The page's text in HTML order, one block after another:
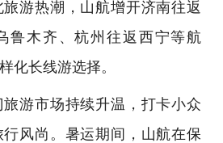
游热潮，山航增开济南往返
鲁木齐、杭州往返西宁等航
化长线游选择。
市场持续升温，打卡小众
风尚。暑运期间，山航在保